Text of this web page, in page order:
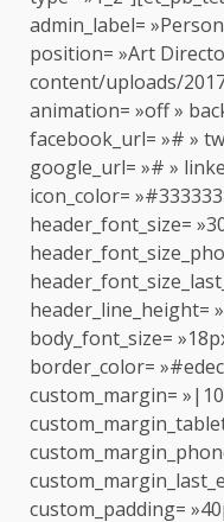
admin_label=
position= »Art
content/uploads/
animation= »off »
facebook_url= »# »
google_url= »# »
icon_color=
header_font_size=
header_line_height=
body_font_size=
border_color=
custom_margin=
custom_padding=